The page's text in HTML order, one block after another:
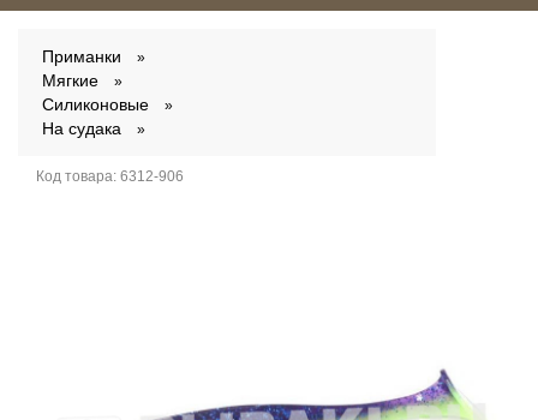
Приманки
Мягкие
Силиконовые
На судака
Код товара: 6312-906